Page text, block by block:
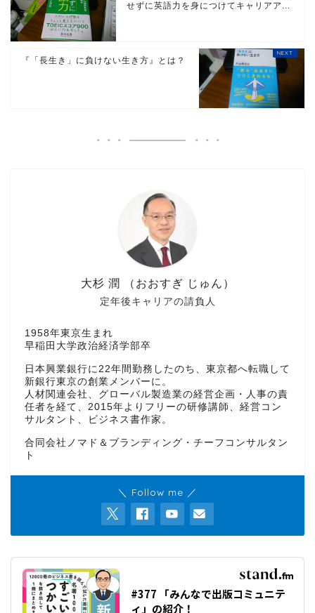
せずに英語力を身につけてキャリアア...
『「長生き」に負けない生き方』とは？
定年後キャリアの請負人
大杉 潤 （おおすぎ じゅん）
1958年東京生まれ
早稲田大学政治経済学部卒
日本興業銀行に22年間勤務したのち、東京都へ転職して
新銀行東京の創業メンバーに。
人材関連会社、グローバル製造業の経営企画・人事の責
任者を経て、2015年よりフリーの研修講師、経営コン
サルタント、ビジネス書作家。
合同会社ノマド＆ブランディング・チーフコンサルタン
ト
＼ Follow me ／